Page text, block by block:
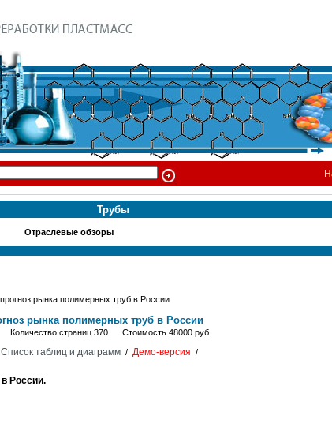
Трубы
Отраслевые обзоры
рынка полимерных труб в России
рынка полимерных труб в России
Количество страниц 370 Стоимость 48000 руб.
Список таблиц и диаграмм / Демо-версия /
России.